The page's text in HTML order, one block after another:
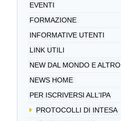
EVENTI
FORMAZIONE
INFORMATIVE UTENTI
LINK UTILI
NEW DAL MONDO E ALTRO
NEWS HOME
PER ISCRIVERSI ALL'IPA
PROTOCOLLI DI INTESA